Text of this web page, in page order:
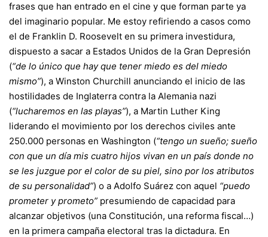
frases que han entrado en el cine y que forman parte ya
del imaginario popular. Me estoy refiriendo a casos como
el de Franklin D. Roosevelt en su primera investidura,
dispuesto a sacar a Estados Unidos de la Gran Depresión
(“de lo único que hay que tener miedo es del miedo
mismo”), a Winston Churchill anunciando el inicio de las
hostilidades de Inglaterra contra la Alemania nazi
(“lucharemos en las playas”), a Martin Luther King
liderando el movimiento por los derechos civiles ante
250.000 personas en Washington (“tengo un sueño; sueño
con que un día mis cuatro hijos vivan en un país donde no
se les juzgue por el color de su piel, sino por los atributos
de su personalidad”) o a Adolfo Suárez con aquel “puedo
prometer y prometo” presumiendo de capacidad para
alcanzar objetivos (una Constitución, una reforma fiscal…)
en la primera campaña electoral tras la dictadura. En